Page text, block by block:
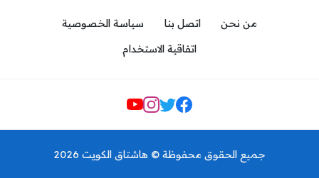
من نحن اتصل بنا
سياسة الخصوصية
اتفاقية الاستخدام
Social Links
جميع الحقوق محفوظة © هاشتاق الكويت 2026